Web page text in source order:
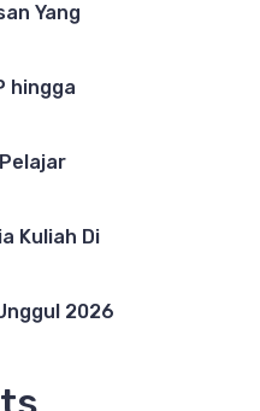
Yang
hingga
Kuliah Di
2026